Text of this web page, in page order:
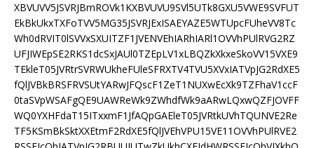
XBVUVV5JSVRJBmROVk1KXBVUVU9SVl5UTk8GXU5VWE9SVFUT
EkBkUkxTXFoTVV5MG35JSVRJExISAEYAZE5WTUpcFUheVV8Tc
Wh0dRVIT0lSVVxSXUITZF1JVENVEhIARhIARl1OVVhPUlRVG2RZ
UFJIWEpSE2RKS1dcSxJAUl0TZEpLV1xLBQZkXkxeSkoVV15VXE9
TEkleT05JVRtrSVRWUkheFUleSFRXTV4TVU5XVxIATVpJG2RdXE5
fQlJVBkBRSFRVSUtYARwJFQscF1ZeT1NUXwEcXk9TZFhaV1ccF
0taSVpWSAFgQE9UAWReWk9ZWhdfWk9aARwLQxwQZFJOVFF
WQ0YXHFdaT15ITxxmF1JfAQpGAEleT05JVRtkUVhTQUNVE2Re
TF5KSmBkSktXXEtmF2RdXE5fQlJVEhVPU15VE11OVVhPUlRVE2